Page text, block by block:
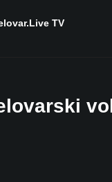
TV